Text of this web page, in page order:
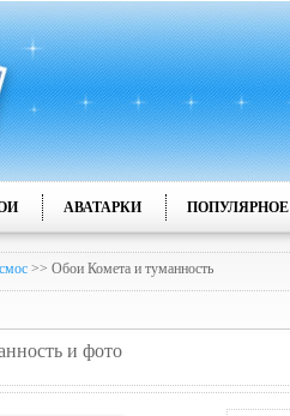
АВАТАРКИ ПОПУЛЯРНОЕ
>> Обои Комета и туманность
и фото